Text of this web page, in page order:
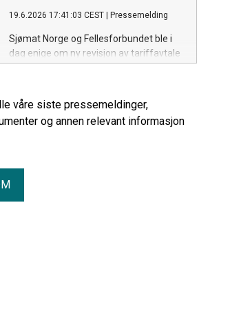
19.6.2026 17:41:03 CEST Pressemelding
Sjømat Norge og Fellesforbundet ble i
dag enige om ny revisjon av tariffavtale
avtalen sikrer medlemmene en
lønnsvekst og forskuttering av
sykepenger helt i tråd med frontfaget.
våre siste pressemeldinger,
og annen relevant informasjon